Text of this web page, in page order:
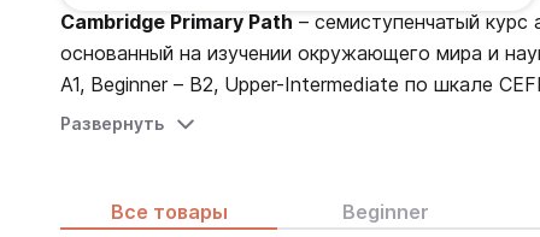
Cambridge Primary Path – семиступенчатый
основанный на изучении окружающего мира и
A1, Beginner – B2, Upper-Intermediate по шкале
научно-популярной литературы, заданиями по
Чтобы научить ребенка грамотности, в
Развернуть
Все товары Beginner